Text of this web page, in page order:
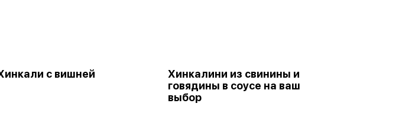
с вишней
Хинкалини из свинины и
говядины в соусе на ваш
выбор